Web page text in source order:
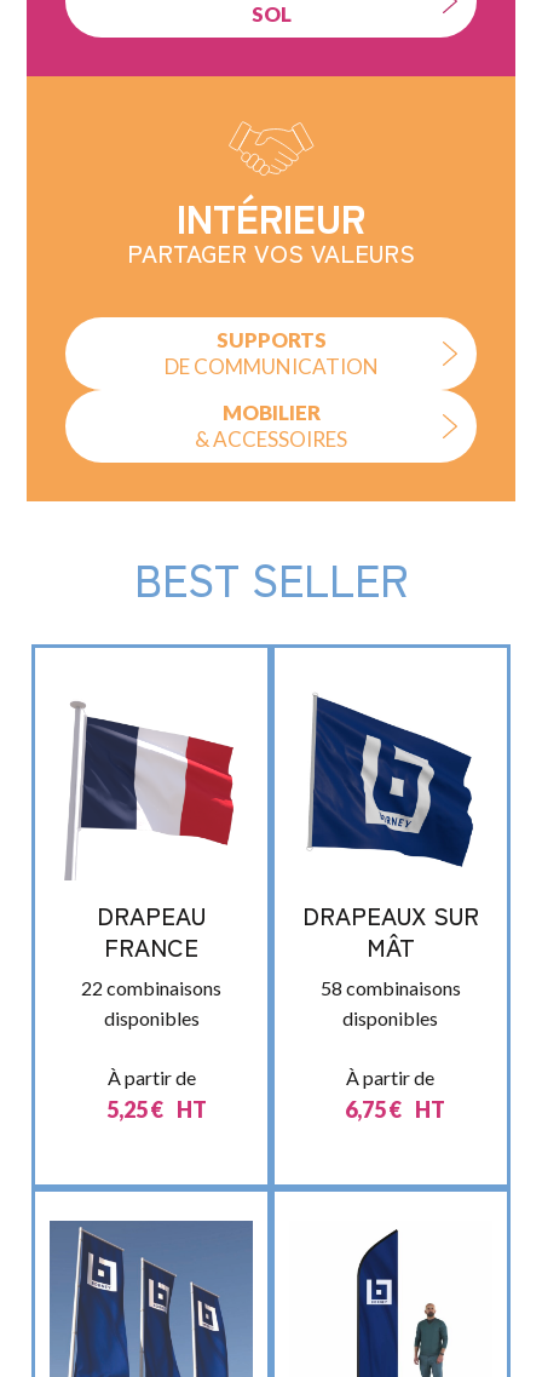
SOL
INTÉRIEUR
PARTAGER VOS VALEURS
SUPPORTS
DE COMMUNICATION
MOBILIER
& ACCESSOIRES
BEST SELLER
DRAPEAU
FRANCE
22 combinaisons
disponibles
À partir de
5,25€ HT
DRAPEAUX SUR
MÂT
58 combinaisons
disponibles
À partir de
6,75€ HT